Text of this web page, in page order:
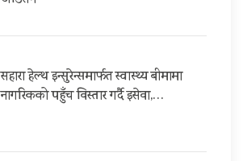
सहारा हेल्थ इन्सुरेन्समार्फत स्वास्थ्य बीमामा
नागरिकको पहुँच विस्तार गर्दै इसेवा,…